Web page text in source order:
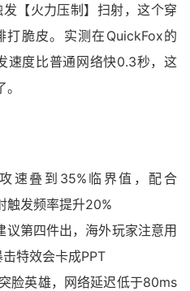
【火力压制】扫射，这个穿
脆皮。实测在QuickFox的
速度比普通网络快0.3秒，这
速叠到35%临界值，配合
触发频率提升20%
第四件出，海外玩家注意用
特效会卡成PPT
脸英雄，网络延迟低于80ms